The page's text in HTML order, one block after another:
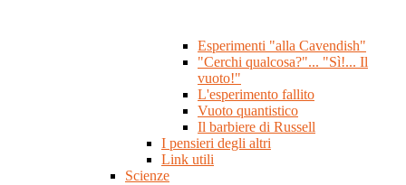
Esperimenti "alla Cavendish"
"Cerchi qualcosa?"... "Sì!... Il
vuoto!"
L'esperimento fallito
Vuoto quantistico
Il barbiere di Russell
I pensieri degli altri
Link utili
Scienze